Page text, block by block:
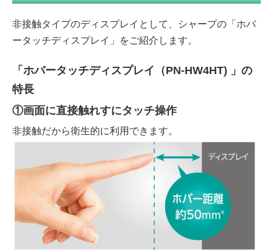
非接触タイプのディスプレイとして、シャープの「ホバ
ータッチディスプレイ」をご紹介します。
「ホバータッチディスプレイ（PN-HW4HT) 」の
特長
①画面に直接触れすにタッチ操作
非接触だから衛生的に利用できます。